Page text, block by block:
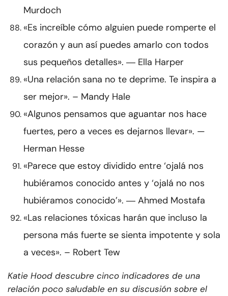
Murdoch
«Es increíble cómo alguien puede romperte el
corazón y aun así puedes amarlo con todos
sus pequeños detalles». ― Ella Harper
«Una relación sana no te deprime. Te inspira a
ser mejor». – Mandy Hale
«Algunos pensamos que aguantar nos hace
fuertes, pero a veces es dejarnos llevar». —
Herman Hesse
«Parece que estoy dividido entre ‘ojalá nos
hubiéramos conocido antes y ‘ojalá no nos
hubiéramos conocido’». ― Ahmed Mostafa
«Las relaciones tóxicas harán que incluso la
persona más fuerte se sienta impotente y sola
a veces». – Robert Tew
Katie Hood descubre cinco indicadores de una
relación poco saludable en su discusión sobre el